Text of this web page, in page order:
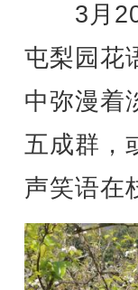
3月20
屯梨园花
中弥漫着
五成群，
声笑语在